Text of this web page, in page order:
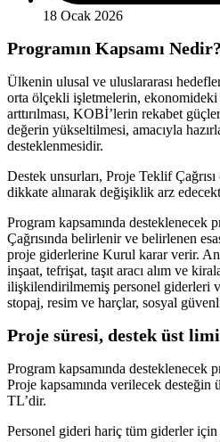
18 Ocak 2026
Programın Kapsamı Nedir?
Ülkenin ulusal ve uluslararası
orta ölçekli işletmelerin,
arttırılması, KOBİ’lerin rekabet
değerin yükseltilmesi, amacıyla
desteklenmesidir.
Destek unsurları, Proje Teklif
dikkate alınarak değişiklik arz
Program kapsamında desteklenecek
Çağrısında belirlenir ve belirlenen
proje giderlerine Kurul karar verir.
inşaat, tefrişat, taşıt aracı alım ve
ilişkilendirilmemiş personel giderleri
stopaj, resim ve harçlar, sosyal
Proje süresi, destek üst
Program kapsamında desteklenecek
Proje kapsamında verilecek
TL’dir.
Personel gideri hariç tüm giderler için